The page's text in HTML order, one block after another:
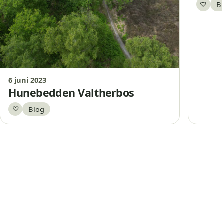
6 juni 2023
Hunebedden Valtherbos
♡
Bewaar
Blog
♡